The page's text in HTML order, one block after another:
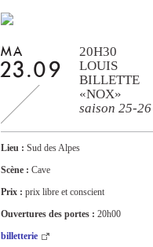
MA
23.09
20H30
LOUIS
BILLETTE
«NOX»
saison 25-26
Lieu : Sud des Alpes
Scène : Cave
Prix : prix libre et conscient
Ouvertures des portes : 20h00
billetterie